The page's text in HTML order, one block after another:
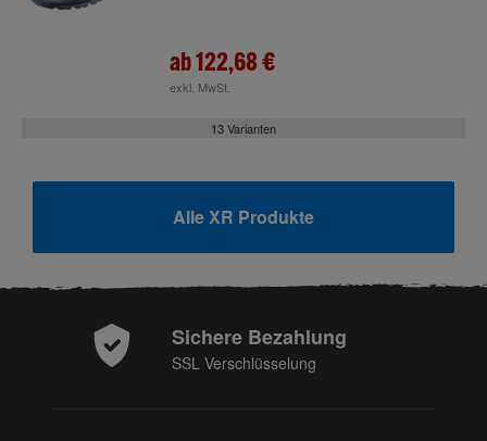
ab122,68 €
exkl. MwSt.
13 Varianten
Alle XR Produkte
Sichere Bezahlung
SSL Verschlüsselung